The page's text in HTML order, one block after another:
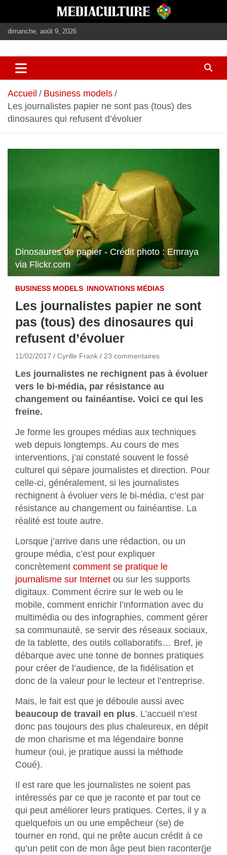
contenu
dimanche, août 9, 2026
mediaculture
Accueil
Business models
Les journalistes papier ne sont pas (tous) des
dinosaures qui refusent d’évoluer
Dinosaures de papier - Crédit photo : Emraya
via Flickr.com
BUSINESS MODELS INNOVATIONS MÉDIAS
Les journalistes papier ne sont
pas (tous) des dinosaures qui
refusent d’évoluer
11/02/2017 Cyrille Frank 23 commentaires
Les journalistes ne rechignent pas à évoluer
vers le bi-média, par résistance au
changement ou fainéantise. Voici ce qui les
freine.
Je forme les groupes médias aux techniques
web depuis longtemps. Au cours de mes
interventions, j’ai constaté souvent le fossé
culturel qui sépare journalistes et direction. Pour
celle-ci, généralement, si les journalistes
rechignent à évoluer vers le bi-média, c’est par
résistance au changement ou fainéantise. La
réalité est toute autre.
Lorsque j’arrive dans une rédaction, ou un
groupe média, c’est pour expliquer
concrètement comment se pratique le
journalisme sur Internet ou sur les supports
digitaux. Comment écrire sur le web ou le
mobile, comment enrichir l’information avec du
multimédia ou des infographies, comment gérer
sa communauté, se servir des réseaux sociaux,
de la tablette, des outils collaboratifs… Bref, je
débarque avec une tonne de bonnes pratiques
pour créer de l’audience, de la fidélisation et
donc de la valeur pour le lecteur et l’entreprise.
Mais, le fait est que je déboule aussi avec
beaucoup de travail en plus. L’accueil n’est
donc pas toujours des plus chaleureux, en dépit
de mon charisme et ma légendaire bonne
humeur (oui, je pratique aussi la méthode
Coué).
Il est rare que les journalistes ne soient pas
intéressés par ce que je raconte et par tout ce
qui peut améliorer leurs pratiques. Certes, il y a
quelquefois un ou une empêcheur (se) de
tourner en rond, qui ne prête aucun crédit à ce
qu’un petit con de mon âge peut bien raconter(je